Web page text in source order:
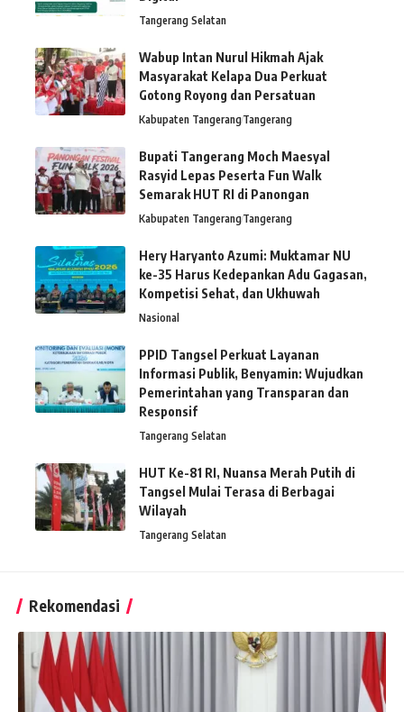
Tangerang Selatan
Wabup Intan Nurul Hikmah Ajak
Masyarakat Kelapa Dua Perkuat
Gotong Royong dan Persatuan
Kabupaten TangerangTangerang
Bupati Tangerang Moch Maesyal
Rasyid Lepas Peserta Fun Walk
Semarak HUT RI di Panongan
Kabupaten TangerangTangerang
Hery Haryanto Azumi: Muktamar NU
ke-35 Harus Kedepankan Adu Gagasan,
Kompetisi Sehat, dan Ukhuwah
Nasional
PPID Tangsel Perkuat Layanan
Informasi Publik, Benyamin: Wujudkan
Pemerintahan yang Transparan dan
Responsif
Tangerang Selatan
HUT Ke-81 RI, Nuansa Merah Putih di
Tangsel Mulai Terasa di Berbagai
Wilayah
Tangerang Selatan
Rekomendasi